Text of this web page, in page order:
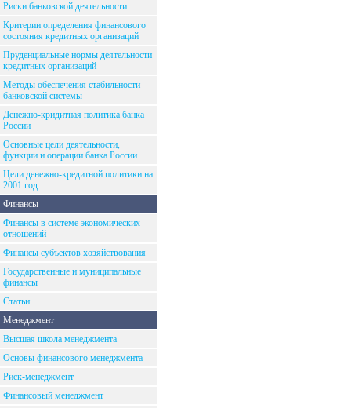
Риски банковской деятельности
Критерии определения финансового
состояния кредитных организаций
Пруденциальные нормы деятельности
кредитных организаций
Методы обеспечения стабильности
банковской системы
Денежно-кридитная политика банка
России
Основные цели деятельности,
функции и операции банка России
Цели денежно-кредитной политики на
2001 год
Финансы
Финансы в системе экономических
отношений
Финансы субъектов хозяйствования
Государственные и муниципальные
финансы
Статьи
Менеджмент
Высшая школа менеджмента
Основы финансового менеджмента
Риск-менеджмент
Финансовый менеджмент